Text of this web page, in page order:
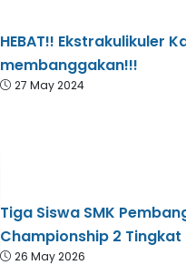
HEBAT!! Ekstrakulikuler
membanggakan!!!
27 May 2024
Tiga Siswa SMK
Championship 2 Tingkat
26 May 2026